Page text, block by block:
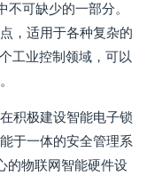
可缺少的一部分。
，适用于各种复杂的
工业控制领域，可以
积极建设智能电子锁
于一体的安全管理系
的物联网智能硬件设